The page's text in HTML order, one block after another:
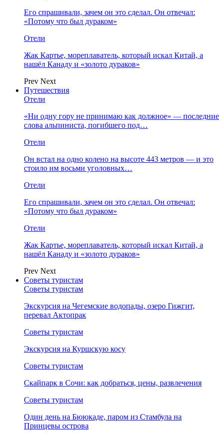
Его спрашивали, зачем он это сделал. Он отвечал:
«Потому что был дураком»
Отели
Жак Картье, мореплаватель, который искал Китай, а
нашёл Канаду и «золото дураков»
Prev Next
Путешествия
Отели
«Ни одну гору не принимаю как должное» — последние
слова альпиниста, погибшего под…
Отели
Он встал на одно колено на высоте 443 метров — и это
стоило им восьми уголовных…
Отели
Его спрашивали, зачем он это сделал. Он отвечал:
«Потому что был дураком»
Отели
Жак Картье, мореплаватель, который искал Китай, а
нашёл Канаду и «золото дураков»
Prev Next
Советы туристам
Советы туристам
Экскурсия на Чегемские водопады, озеро Гижгит,
перевал Актопрак
Советы туристам
Экскурсия на Куршскую косу
Советы туристам
Скайпарк в Сочи: как добраться, цены, развлечения
Советы туристам
Один день на Бююкаде, паром из Стамбула на
Принцевы острова